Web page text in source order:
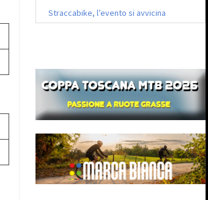
Straccabike, l’evento si avvicina